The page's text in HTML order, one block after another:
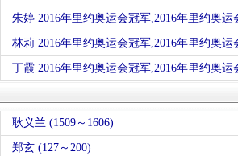
耿义兰 (1509～1606)
郑玄 (127～200)